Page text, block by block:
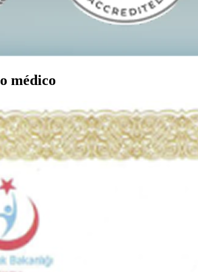
médico